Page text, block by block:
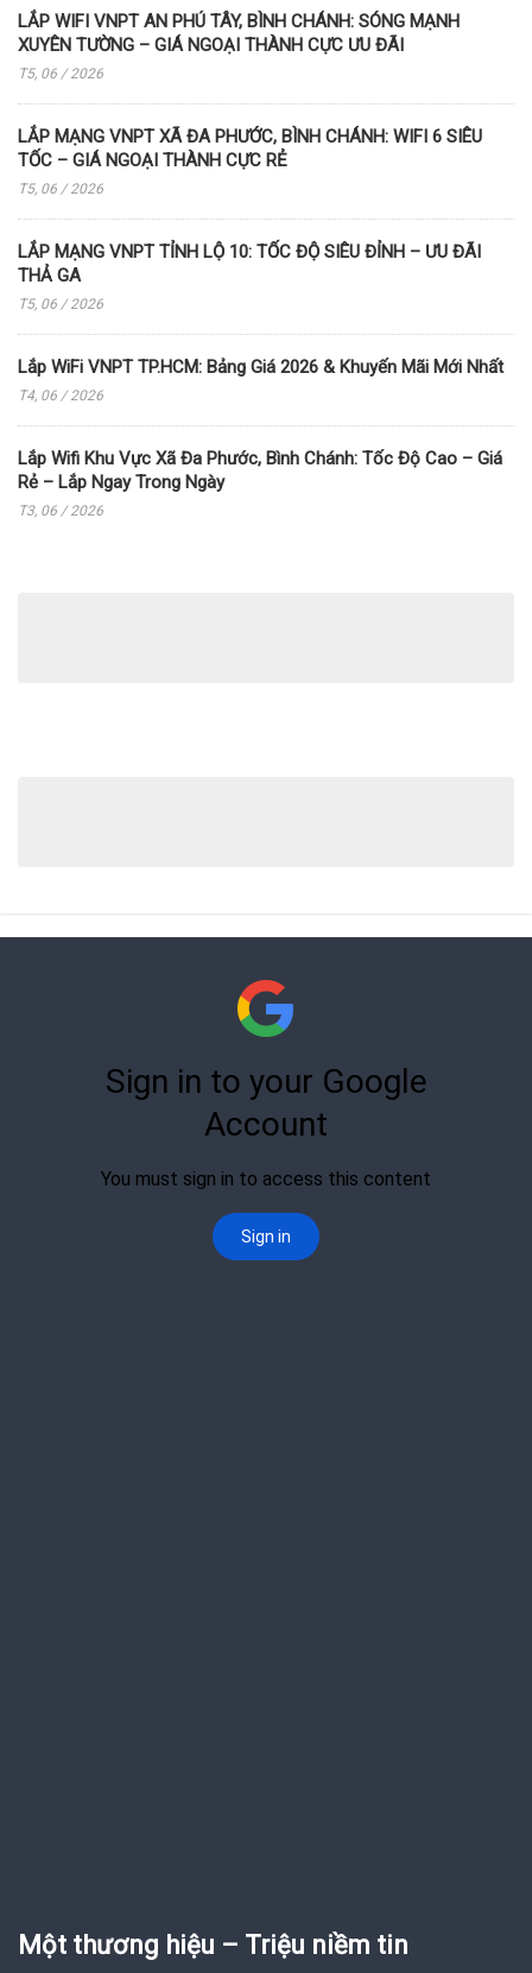
LẮP WIFI VNPT AN PHÚ TÂY, BÌNH CHÁNH: SÓNG MẠNH
XUYÊN TƯỜNG – GIÁ NGOẠI THÀNH CỰC ƯU ĐÃI
T5, 06 / 2026
LẮP MẠNG VNPT XÃ ĐA PHƯỚC, BÌNH CHÁNH: WIFI 6 SIÊU
TỐC – GIÁ NGOẠI THÀNH CỰC RẺ
T5, 06 / 2026
LẮP MẠNG VNPT TỈNH LỘ 10: TỐC ĐỘ SIÊU ĐỈNH – ƯU ĐÃI
THẢ GA
T5, 06 / 2026
Lắp WiFi VNPT TP.HCM: Bảng Giá 2026 & Khuyến Mãi Mới Nhất
T4, 06 / 2026
Lắp Wifi Khu Vực Xã Đa Phước, Bình Chánh: Tốc Độ Cao – Giá
Rẻ – Lắp Ngay Trong Ngày
T3, 06 / 2026
Một thương hiệu – Triệu niềm tin